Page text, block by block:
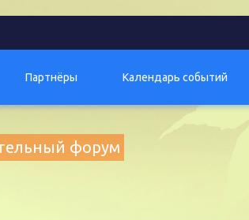
Партнёры Календарь событий
форум